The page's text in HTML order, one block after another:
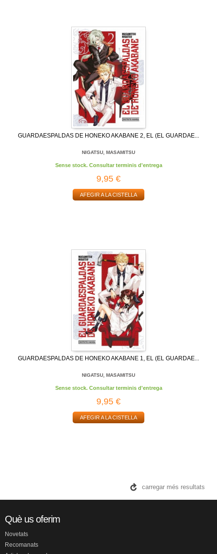
GUARDAESPALDAS DE HONEKO AKABANE 2, EL (EL GUARDAE...
NIGATSU, MASAMITSU
Sense stock. Consultar terminis d'entrega
9,95 €
AFEGIR A LA CISTELLA
GUARDAESPALDAS DE HONEKO AKABANE 1, EL (EL GUARDAE...
NIGATSU, MASAMITSU
Sense stock. Consultar terminis d'entrega
9,95 €
AFEGIR A LA CISTELLA
carregar més resultats
Què us oferim
Novetats
Recomanats